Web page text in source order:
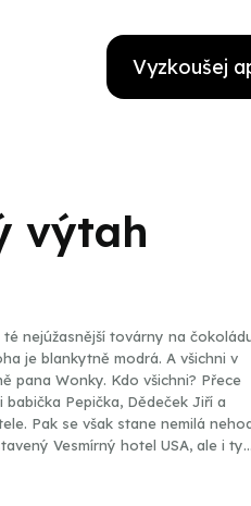
Vyzkoušej
výtah
nejúžasnější továrny na
je blankytně modrá. A všichni v
pana Wonky. Kdo všichni? Přece
Pepička, Dědeček Jiří a
Pak se však stane nemilá
Vesmírný hotel USA, ale i ty